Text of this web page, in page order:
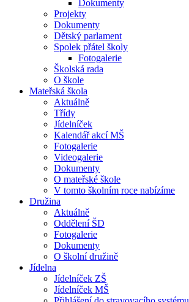
Dokumenty
Projekty
Dokumenty
Dětský parlament
Spolek přátel školy
Fotogalerie
Školská rada
O škole
Mateřská škola
Aktuálně
Třídy
Jídelníček
Kalendář akcí MŠ
Fotogalerie
Videogalerie
Dokumenty
O mateřské škole
V tomto školním roce nabízíme
Družina
Aktuálně
Oddělení ŠD
Fotogalerie
Dokumenty
O školní družině
Jídelna
Jídelníček ZŠ
Jídelníček MŠ